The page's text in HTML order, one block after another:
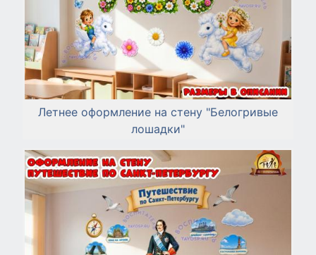
Летнее оформление на стену "Белогривые
лошадки"